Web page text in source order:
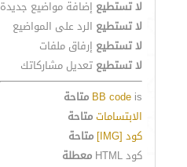
لا تستطيع إضافة مواضيع جديدة
لا تستطيع الرد على المواضيع
لا تستطيع إرفاق ملفات
لا تستطيع تعديل مشاركاتك
BB code is
متاحة
الابتساماتمتاحة
كود [IMG]
متاحة
كود HTML
معطلة